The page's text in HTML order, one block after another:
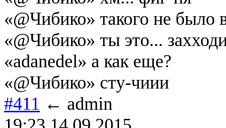
«@Чибико» такого не было
«@Чибико» ты это...
«adanedel» а как еще?
«@Чибико» сту-чиии
#411 ← admin